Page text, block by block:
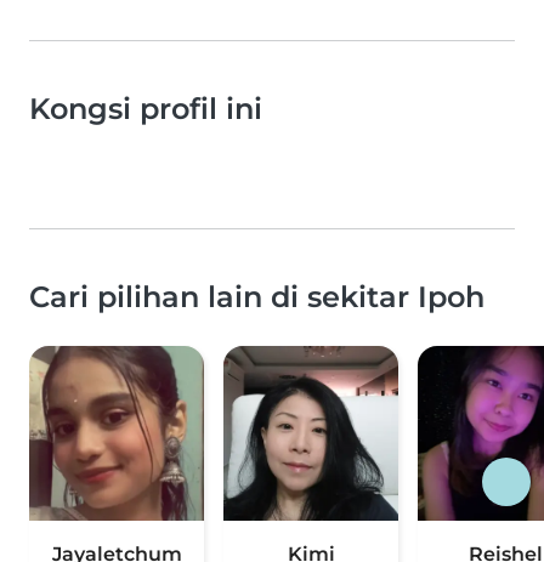
Kongsi profil ini
Cari pilihan lain di sekitar Ipoh
Jayaletchum
Kimi
Reishel